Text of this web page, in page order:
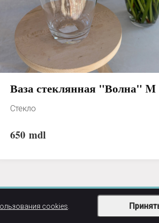
Ваза стеклянная "Волна" M
Стекло
650 mdl
cookies